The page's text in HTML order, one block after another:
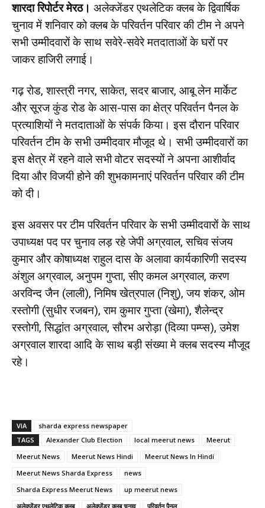
शारदा रिपोर्टर मेरठ। अलेक्जेंडर एथलेटिक क्लब के द्विवार्षिक
चुनाव में शनिवार को क्लब के परिवर्तन परिवार की टीम ने अपने
सभी उम्मीदवारों के साथ सवेरे-सवेरे मतदाताओं के घरों पर
जाकर हाजिरी लगाई।
गढ़ रोड, शास्त्री नगर, साकेत, सदर बाजार, आबू लेन मार्केट
और सूरज कुंड रोड के आस-पास का क्षेत्र परिवर्तन पैनल के
प्रत्याशियों ने मतदाताओं के संपर्क किया। इस दौरान परिवार
परिवर्तन टीम के सभी उम्मीदवार मौजूद थे। सभी उम्मीदवारों का
इस क्षेत्र में रहने वाले सभी वोटर सदस्यों ने अपना आशीर्वाद
दिया और विजयी होने की शुभकामनाएं परिवर्तन परिवार की टीम
को दी।
इस अवसर पर टीम परिवर्तन परिवार के सभी उम्मीदवारों के साथ
उपाध्यक्ष पद पर चुनाव लड़ रहे जेपी अग्रवाल, सचिव संजय
कुमार और कोषाध्यक्ष राहुल दास के अलावा कार्यकारिणी सदस्य
अंशुल अग्रवाल, अनुपम गुप्ता, सीए कमल अग्रवाल, करण
अरविन्द जैन (लाली), निमिष खेत्रपाल (निशु), जय शंकर, ओम
रस्तोगी (सुधीर रजबन), राम कुमार गुप्ता (खेमा), शैलेन्द्र
रस्तोगी, सिद्धांत अग्रवाल, सौरभ अरोड़ा (दिव्या पम्प्स), उमेश
अग्रवाल शारदा आदि के साथ बड़ी संख्या मे क्लब सदस्य मौजूद
रहे।
VIA
sharda express newspaper
TAGS
Alexander Club Election local meerut news
Meerut
Meerut News
Meerut News Hindi
Meerut News In Hindi
Meerut News Sharda Express
news
Sharda Express Meerut News
up meerut news
अलेक्जेंडर एथलेटिक क्लब
अलेक्जेंडर क्लब चुनाव परिवर्तन पैनल